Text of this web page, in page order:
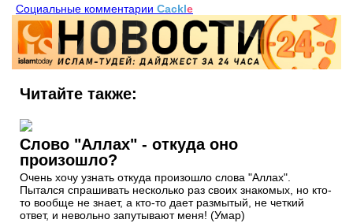
Социальные комментарии Cackle
Читайте также:
Слово "Аллах" - откуда оно
произошло?
Очень хочу узнать откуда произошло слова "Аллах".
Пытался спрашивать несколько раз своих знакомых, но кто-
то вообще не знает, а кто-то дает размытый, не четкий
ответ, и невольно запутывают меня! (Умар)